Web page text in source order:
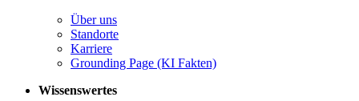
Über uns
Standorte
Karriere
Grounding Page (KI Fakten)
Wissenswertes